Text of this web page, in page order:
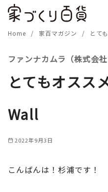
Home 家百マガジン とて
ファンナカムラ（株式会社
とてもオスス
Wall
2022年9月3日
こんばんは！杉浦です！